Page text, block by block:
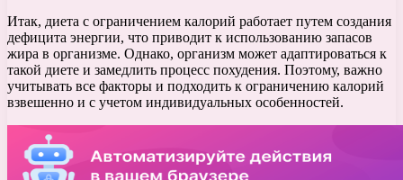
Итак, диета с ограничением калорий работает путем создания
дефицита энергии, что приводит к использованию запасов
жира в организме. Однако, организм может адаптироваться к
такой диете и замедлить процесс похудения. Поэтому, важно
учитывать все факторы и подходить к ограничению калорий
взвешенно и с учетом индивидуальных особенностей.